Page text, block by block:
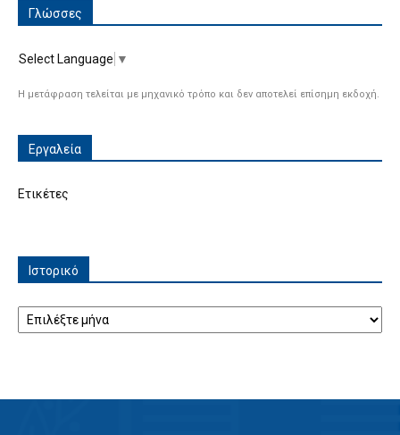
Γλώσσες
Select Language ▼
Η μετάφραση τελείται με μηχανικό τρόπο και δεν αποτελεί επίσημη εκδοχή.
Εργαλεία
Ετικέτες
Ιστορικό